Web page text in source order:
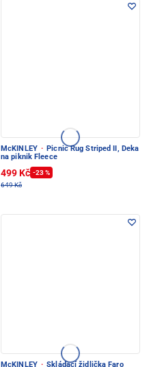
McKINLEY · Picnic Rug Striped II, Deka
na piknik Fleece
499 Kč -23 %
649 Kč
McKINLEY · Skládací židlička Faro